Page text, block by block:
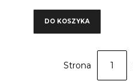
DO KOSZYKA
Strona